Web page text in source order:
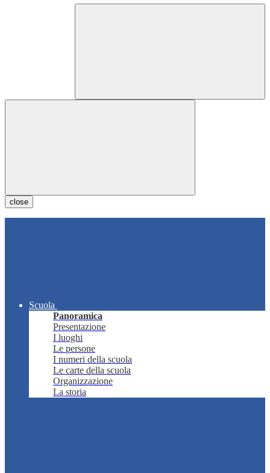
close
Scuola
Panoramica
Presentazione
I luoghi
Le persone
I numeri della scuola
Le carte della scuola
Organizzazione
La storia